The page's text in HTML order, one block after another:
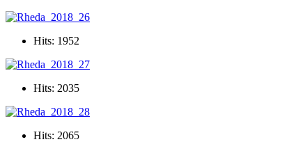
Hits: 1952
Hits: 2035
Hits: 2065